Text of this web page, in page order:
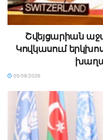
Շվեյցարիան
Կովկասում
05/08/2026